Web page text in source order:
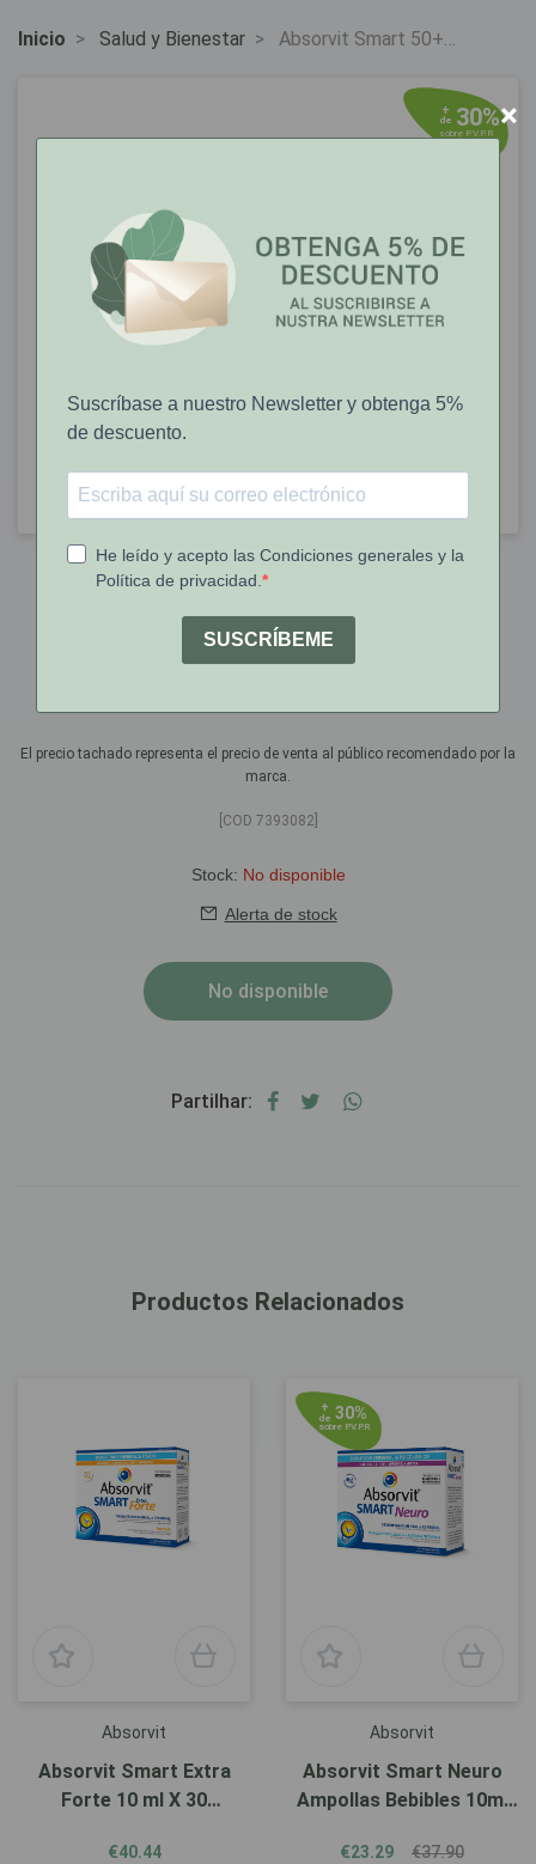
Inicio Salud y Bienestar
+
de 30%
sobre P.V.P.R
Absorvit
Absorvit Smart 50+ Viales Bebibles
10ml X30
El precio tachado representa el precio de venta al público recomendado por la
marca.
[COD 7393082]
Stock: No disponible
Alerta de stock
No disponible
Partilhar:
Productos Relacionados
Absorvit
Absorvit Smart Extra
Forte 10 ml X 30
€40.44
+
de 30%
sobre P.V.P.R
Absorvit
Absorvit Smart Neuro
Ampollas Bebibles 10ml
€23.29 €37.90
×